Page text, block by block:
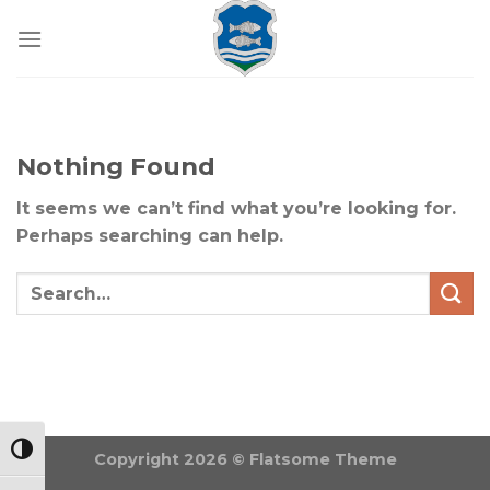
NAGY KONTRASZT VÁLTÁSA
Nothing Found
It seems we can’t find what you’re looking for.
Perhaps searching can help.
Copyright 2026 © Flatsome Theme